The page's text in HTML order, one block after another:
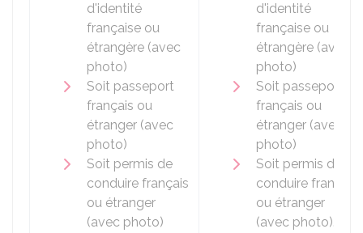
d'identité
française ou
étrangère (avec
photo)
Soit passeport
français ou
étranger (avec
photo)
Soit permis de
conduire français
ou étranger
(avec photo)
d'identité
française ou
étrangère (avec
photo)
Soit passeport
français ou
étranger (avec
photo)
Soit permis de
conduire français
ou étranger
(avec photo).